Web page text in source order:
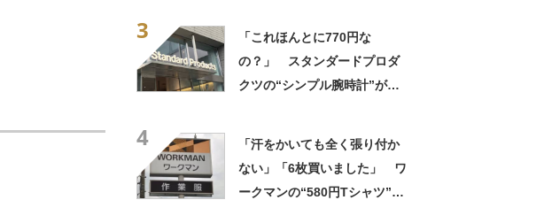
3
「これほんとに770円な
の？」 スタンダードプロダ
クツの“シンプル腕時計”が大
4
「汗をかいても全く張り付か
ない」「6枚買いました」 ワ
ークマンの“580円Tシャツ”が